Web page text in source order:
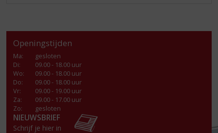
Openingstijden
Ma:
gesloten
Di:
09.00 - 18.00 uur
Wo:
09.00 - 18.00 uur
Do:
09.00 - 18.00 uur
Vr:
09.00 - 19.00 uur
Za:
09.00 - 17.00 uur
Zo:
gesloten
NIEUWSBRIEF
Schrijf je hier in